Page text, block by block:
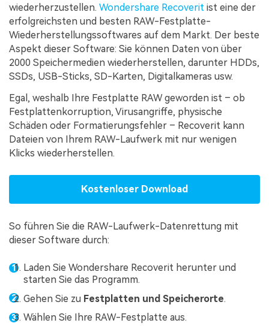
wiederherzustellen. Wondershare Recoverit ist eine der
erfolgreichsten und besten RAW-Festplatte-
Wiederherstellungssoftwares auf dem Markt. Der beste
Aspekt dieser Software: Sie können Daten von über
2000 Speichermedien wiederherstellen, darunter HDDs,
SSDs, USB-Sticks, SD-Karten, Digitalkameras usw.
Egal, weshalb Ihre Festplatte RAW geworden ist – ob
Festplattenkorruption, Virusangriffe, physische
Schäden oder Formatierungsfehler – Recoverit kann
Dateien von Ihrem RAW-Laufwerk mit nur wenigen
Klicks wiederherstellen.
Kostenloser Download
So führen Sie die RAW-Laufwerk-Datenrettung mit
dieser Software durch:
Laden Sie Wondershare Recoverit herunter und
starten Sie das Programm.
Gehen Sie zu Festplatten und Speicherorte.
Wählen Sie Ihre RAW-Festplatte aus.